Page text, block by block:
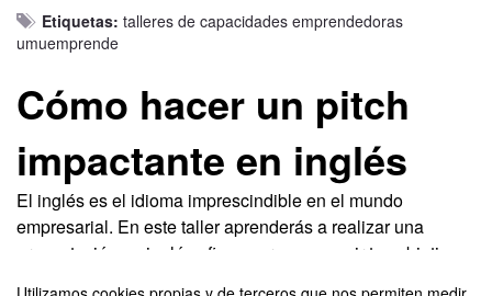
Etiquetas: talleres de capacidades emprendedoras
umuemprende
Cómo hacer un pitch
impactante en inglés
El inglés es el idioma imprescindible en el mundo
empresarial. En este taller aprenderás a realizar una
presentación en inglés eficaz para conseguir tus objetivos.